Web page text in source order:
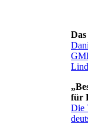
für
Die